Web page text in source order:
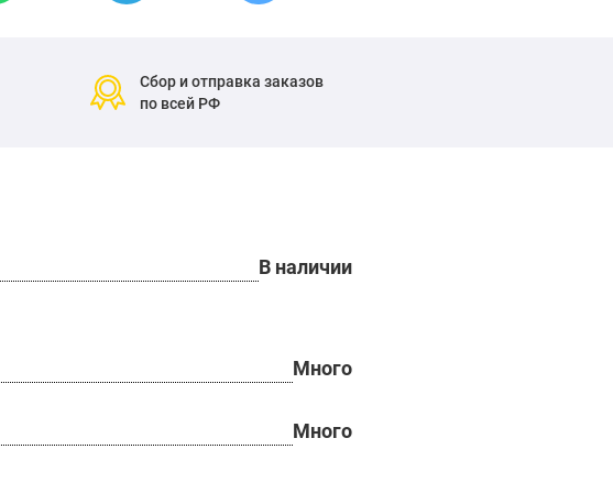
Сбор и отправка заказов
по всей РФ
В наличии
Много
Много